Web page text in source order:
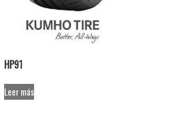
HP91
Leer más